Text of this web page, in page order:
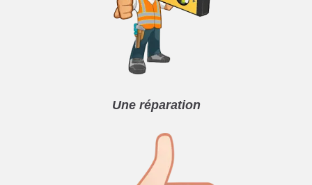
Une réparation